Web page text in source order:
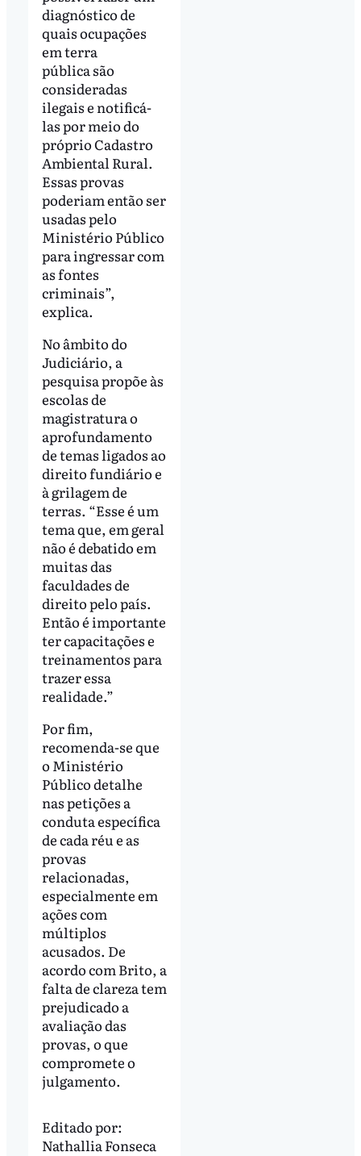
diagnóstico de
quais ocupações
em terra
pública são
consideradas
ilegais e notificá-
las por meio do
próprio Cadastro
Ambiental Rural.
Essas provas
poderiam então ser
usadas pelo
Ministério Público
para ingressar com
as fontes
criminais”,
explica.
No âmbito do
Judiciário, a
pesquisa propõe às
escolas de
magistratura o
aprofundamento
de temas ligados ao
direito fundiário e
à grilagem de
terras. “Esse é um
tema que, em geral
não é debatido em
muitas das
faculdades de
direito pelo país.
Então é importante
ter capacitações e
treinamentos para
trazer essa
realidade.”
Por fim,
recomenda-se que
o Ministério
Público detalhe
nas petições a
conduta específica
de cada réu e as
provas
relacionadas,
especialmente em
ações com
múltiplos
acusados. De
acordo com Brito, a
falta de clareza tem
prejudicado a
avaliação das
provas, o que
compromete o
julgamento.
Editado por:
Nathallia Fonseca